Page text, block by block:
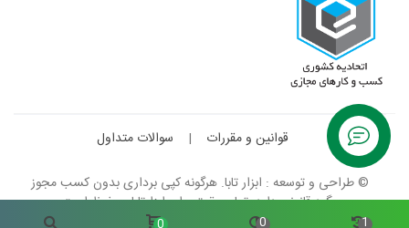
قوانین و مقررات | سوالات متداول
© طراحی و توسعه : ابزار تابا. هرگونه کپی برداری بدون کسب مجوز
پیگرد قانونی دارد. تمام حقوق برای ابزارتابا محفوظ است.
1
0